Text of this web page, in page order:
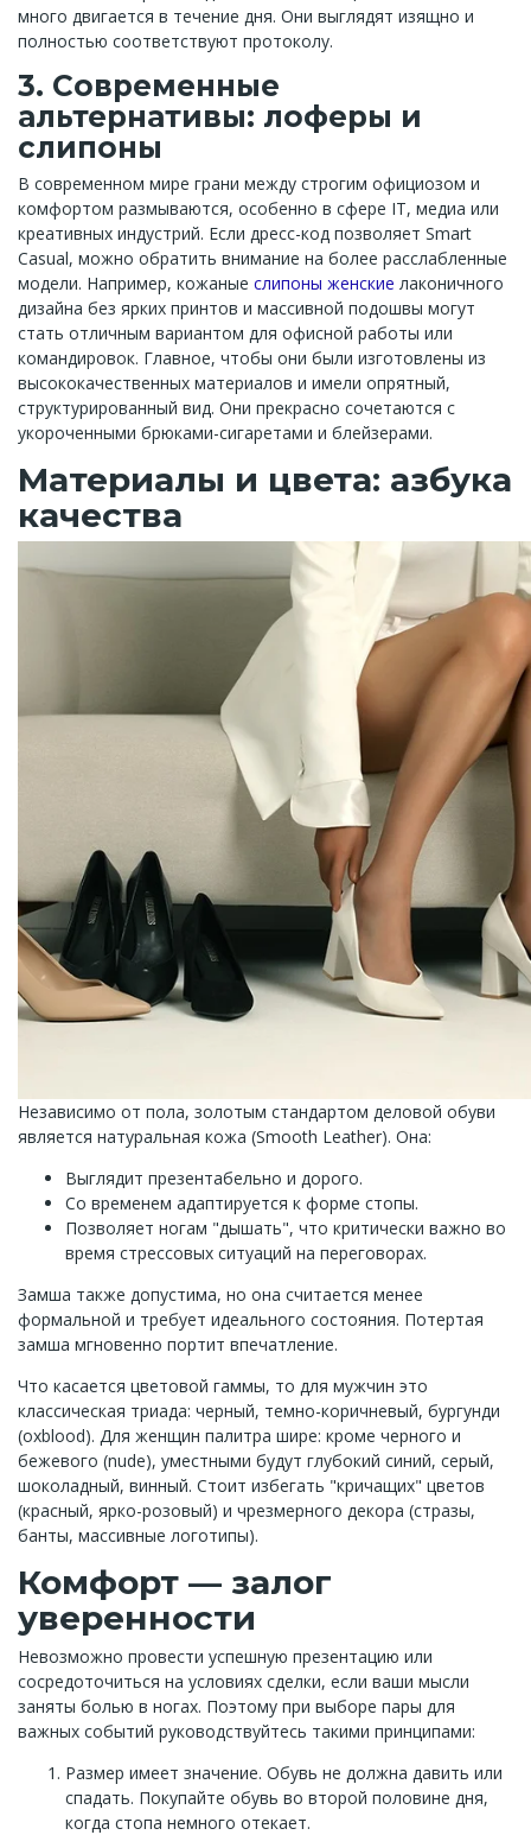
много двигается в течение дня. Они выглядят изящно и
полностью соответствуют протоколу.
3. Современные
альтернативы: лоферы и
слипоны
В современном мире грани между строгим официозом и
комфортом размываются, особенно в сфере IT, медиа или
креативных индустрий. Если дресс-код позволяет Smart
Casual, можно обратить внимание на более расслабленные
модели. Например, кожаные слипоны женские лаконичного
дизайна без ярких принтов и массивной подошвы могут
стать отличным вариантом для офисной работы или
командировок. Главное, чтобы они были изготовлены из
высококачественных материалов и имели опрятный,
структурированный вид. Они прекрасно сочетаются с
укороченными брюками-сигаретами и блейзерами.
Материалы и цвета: азбука
качества
Независимо от пола, золотым стандартом деловой обуви
является натуральная кожа (Smooth Leather). Она:
Выглядит презентабельно и дорого.
Со временем адаптируется к форме стопы.
Позволяет ногам "дышать", что критически важно во
время стрессовых ситуаций на переговорах.
Замша также допустима, но она считается менее
формальной и требует идеального состояния. Потертая
замша мгновенно портит впечатление.
Что касается цветовой гаммы, то для мужчин это
классическая триада: черный, темно-коричневый, бургунди
(oxblood). Для женщин палитра шире: кроме черного и
бежевого (nude), уместными будут глубокий синий, серый,
шоколадный, винный. Стоит избегать "кричащих" цветов
(красный, ярко-розовый) и чрезмерного декора (стразы,
банты, массивные логотипы).
Комфорт — залог
уверенности
Невозможно провести успешную презентацию или
сосредоточиться на условиях сделки, если ваши мысли
заняты болью в ногах. Поэтому при выборе пары для
важных событий руководствуйтесь такими принципами:
Размер имеет значение. Обувь не должна давить или
спадать. Покупайте обувь во второй половине дня,
когда стопа немного отекает.